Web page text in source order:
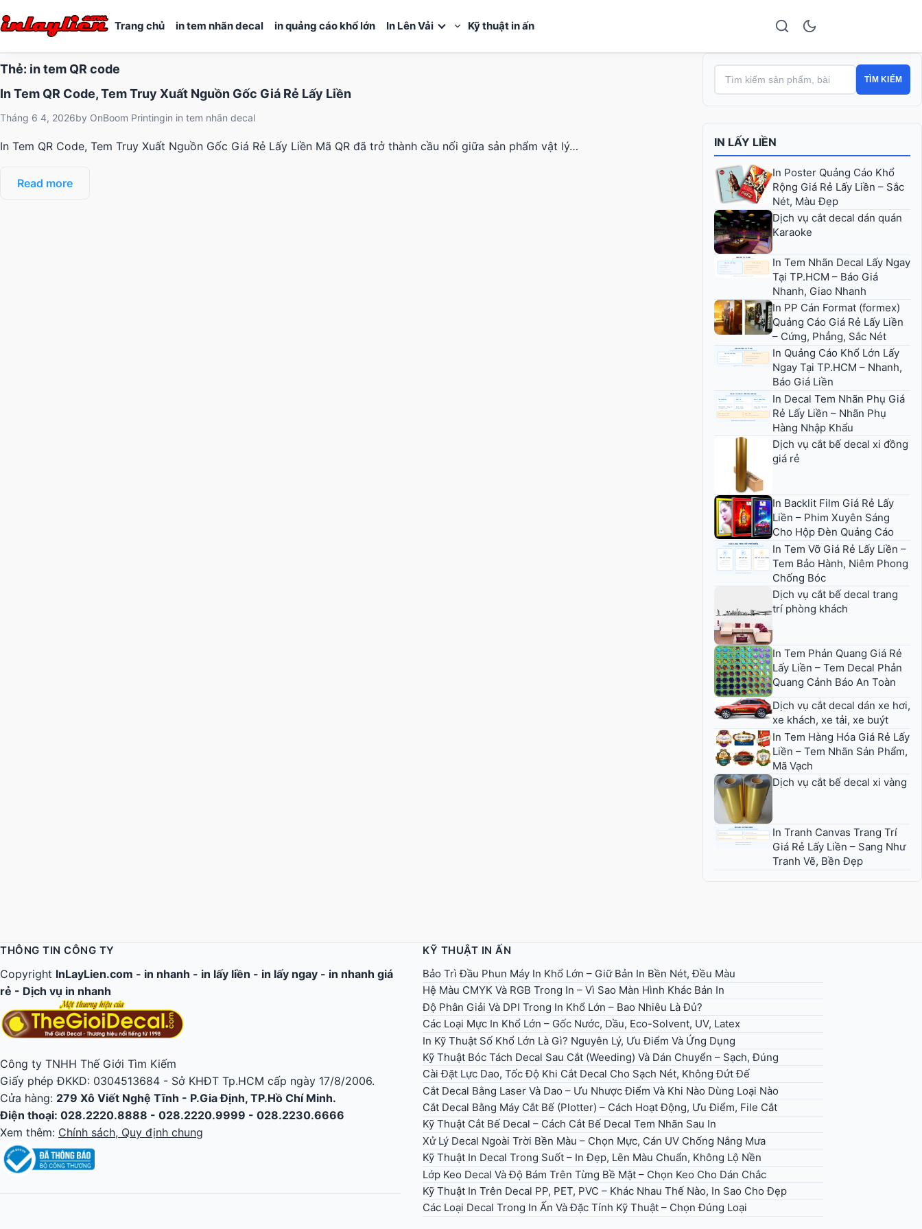
Trang chủ in tem nhãn decal in quảng cáo khổ lớn In Lên Vải Kỹ thuật in ấn
Thẻ: in tem QR code
In Tem QR Code, Tem Truy Xuất Nguồn Gốc Giá Rẻ Lấy Liền
Tháng 6 4, 2026by OnBoom Printingin in tem nhãn decal
In Tem QR Code, Tem Truy Xuất Nguồn Gốc Giá Rẻ Lấy Liền Mã QR đã trở thành cầu nối giữa sản phẩm vật lý…
Read more
TÌM KIẾM
IN LẤY LIỀN
In Poster Quảng Cáo Khổ
Rộng Giá Rẻ Lấy Liền – Sắc
Nét, Màu Đẹp
Dịch vụ cắt decal dán quán
Karaoke
In Tem Nhãn Decal Lấy Ngay
Tại TP.HCM – Báo Giá
Nhanh, Giao Nhanh
In PP Cán Format (formex)
Quảng Cáo Giá Rẻ Lấy Liền
– Cứng, Phẳng, Sắc Nét
In Quảng Cáo Khổ Lớn Lấy
Ngay Tại TP.HCM – Nhanh,
Báo Giá Liền
In Decal Tem Nhãn Phụ Giá
Rẻ Lấy Liền – Nhãn Phụ
Hàng Nhập Khẩu
Dịch vụ cắt bế decal xi đồng
giá rẻ
In Backlit Film Giá Rẻ Lấy
Liền – Phim Xuyên Sáng
Cho Hộp Đèn Quảng Cáo
In Tem Vỡ Giá Rẻ Lấy Liền –
Tem Bảo Hành, Niêm Phong
Chống Bóc
Dịch vụ cắt bế decal trang
trí phòng khách
In Tem Phản Quang Giá Rẻ
Lấy Liền – Tem Decal Phản
Quang Cảnh Báo An Toàn
Dịch vụ cắt decal dán xe hơi,
xe khách, xe tải, xe buýt
In Tem Hàng Hóa Giá Rẻ Lấy
Liền – Tem Nhãn Sản Phẩm,
Mã Vạch
Dịch vụ cắt bế decal xi vàng
In Tranh Canvas Trang Trí
Giá Rẻ Lấy Liền – Sang Như
Tranh Vẽ, Bền Đẹp
THÔNG TIN CÔNG TY
Copyright InLayLien.com - in nhanh - in lấy liền - in lấy ngay - in nhanh giá
rẻ - Dịch vụ in nhanh
Công ty TNHH Thế Giới Tìm Kiếm
Giấy phép ĐKKD: 0304513684 - Sở KHĐT Tp.HCM cấp ngày 17/8/2006.
Cửa hàng: 279 Xô Viết Nghệ Tĩnh - P.Gia Định, TP.Hồ Chí Minh.
Điện thoại: 028.2220.8888 - 028.2220.9999 - 028.2230.6666
Xem thêm: Chính sách, Quy định chung
KỸ THUẬT IN ẤN
Bảo Trì Đầu Phun Máy In Khổ Lớn – Giữ Bản In Bền Nét, Đều Màu
Hệ Màu CMYK Và RGB Trong In – Vì Sao Màn Hình Khác Bản In
Độ Phân Giải Và DPI Trong In Khổ Lớn – Bao Nhiêu Là Đủ?
Các Loại Mực In Khổ Lớn – Gốc Nước, Dầu, Eco-Solvent, UV, Latex
In Kỹ Thuật Số Khổ Lớn Là Gì? Nguyên Lý, Ưu Điểm Và Ứng Dụng
Kỹ Thuật Bóc Tách Decal Sau Cắt (Weeding) Và Dán Chuyển – Sạch, Đúng
Cài Đặt Lực Dao, Tốc Độ Khi Cắt Decal Cho Sạch Nét, Không Đứt Đế
Cắt Decal Bằng Laser Và Dao – Ưu Nhược Điểm Và Khi Nào Dùng Loại Nào
Cắt Decal Bằng Máy Cắt Bế (Plotter) – Cách Hoạt Động, Ưu Điểm, File Cắt
Kỹ Thuật Cắt Bế Decal – Cách Cắt Bế Decal Tem Nhãn Sau In
Xử Lý Decal Ngoài Trời Bền Màu – Chọn Mực, Cán UV Chống Nắng Mưa
Kỹ Thuật In Decal Trong Suốt – In Đẹp, Lên Màu Chuẩn, Không Lộ Nền
Lớp Keo Decal Và Độ Bám Trên Từng Bề Mặt – Chọn Keo Cho Dán Chắc
Kỹ Thuật In Trên Decal PP, PET, PVC – Khác Nhau Thế Nào, In Sao Cho Đẹp
Các Loại Decal Trong In Ấn Và Đặc Tính Kỹ Thuật – Chọn Đúng Loại